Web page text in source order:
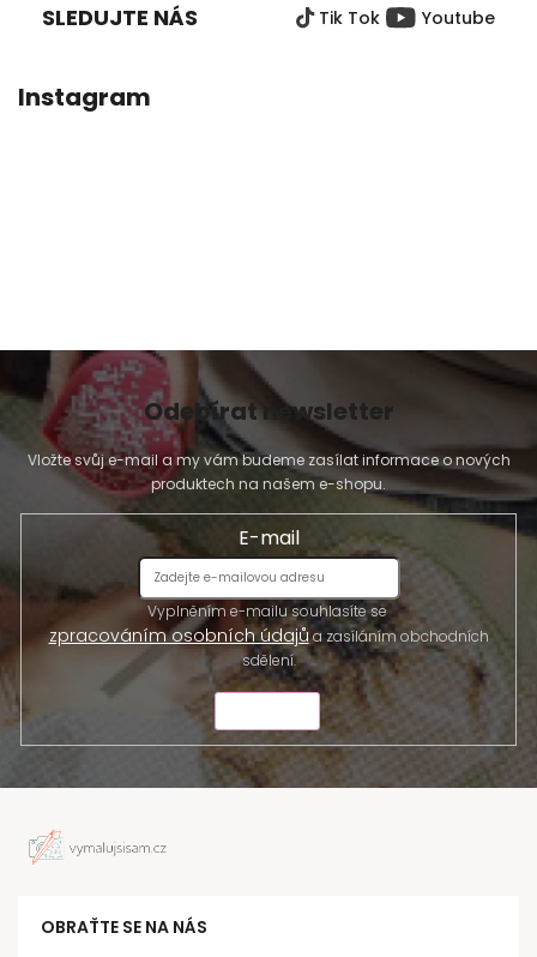
SLEDUJTE NÁS Tik Tok Youtube
Instagram
Odebírat newsletter
Vložte svůj e-mail a my vám budeme zasílat informace o nových
produktech na našem e-shopu.
E-mail
Vyplněním e-mailu souhlasíte se
zpracováním osobních údajůa zasíláním obchodních
sdělení.
OBRAŤTE SE NA NÁS